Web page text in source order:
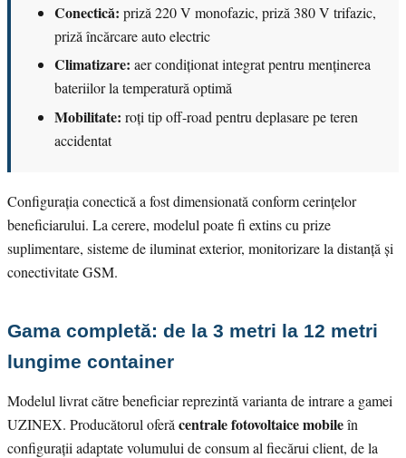
Conectică: priză 220 V monofazic, priză 380 V trifazic,
priză încărcare auto electric
Climatizare: aer condiționat integrat pentru menținerea
bateriilor la temperatură optimă
Mobilitate: roți tip off-road pentru deplasare pe teren
accidentat
Configurația conectică a fost dimensionată conform cerințelor
beneficiarului. La cerere, modelul poate fi extins cu prize
suplimentare, sisteme de iluminat exterior, monitorizare la distanță și
conectivitate GSM.
Gama completă: de la 3 metri la 12 metri
lungime container
Modelul livrat către beneficiar reprezintă varianta de intrare a gamei
UZINEX. Producătorul oferă centrale fotovoltaice mobileîn
configurații adaptate volumului de consum al fiecărui client, de la